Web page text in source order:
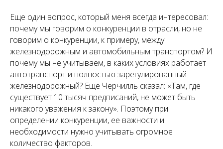
Еще один вопрос, который меня всегда интересовал:
почему мы говорим о конкуренции в отрасли, но не
говорим о конкуренции, к примеру, между
железнодорожным и автомобильным транспортом? И
почему мы не учитываем, в каких условиях работает
автотранспорт и полностью зарегулированный
железнодорожный? Еще Черчилль сказал: «Там, где
существует 10 тысяч предписаний, не может быть
никакого уважения к закону». Поэтому при
определении конкуренции, ее важности и
необходимости нужно учитывать огромное
количество факторов.